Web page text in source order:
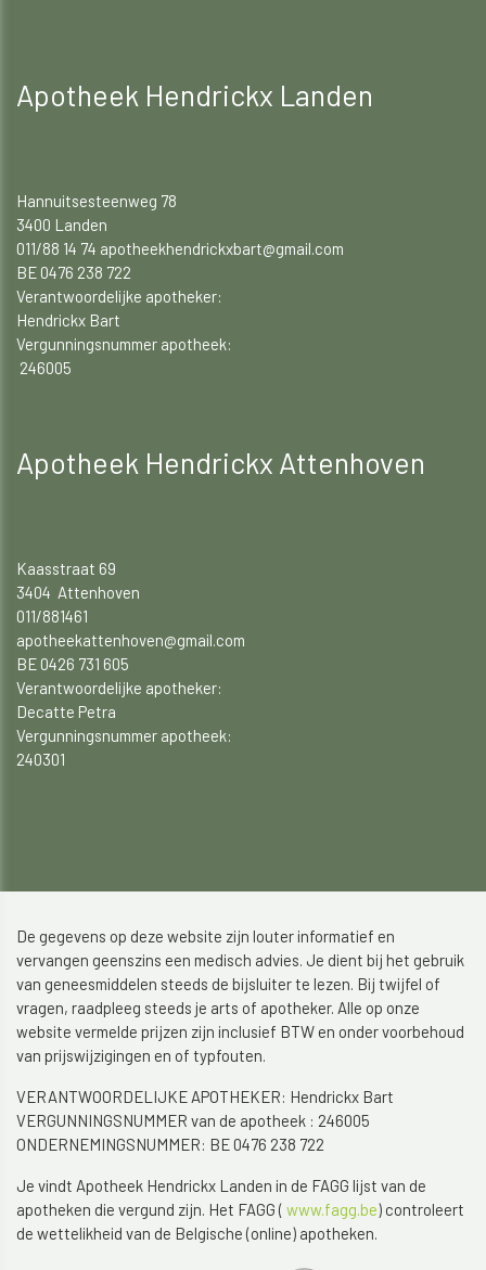
Apotheek Hendrickx Landen
Hannuitsesteenweg 78
3400 Landen
011/88 14 74 apotheekhendrickxbart@gmail.com
BE 0476 238 722
Verantwoordelijke apotheker:
Hendrickx Bart
Vergunningsnummer apotheek:
246005
Apotheek Hendrickx Attenhoven
Kaasstraat 69
3404 Attenhoven
011/881461
apotheekattenhoven@gmail.com
BE 0426 731 605
Verantwoordelijke apotheker:
Decatte Petra
Vergunningsnummer apotheek:
240301​​​​​​​
De gegevens op deze website zijn louter informatief en
vervangen geenszins een medisch advies. Je dient bij het gebruik
van geneesmiddelen steeds de bijsluiter te lezen. Bij twijfel of
vragen, raadpleeg steeds je arts of apotheker. Alle op onze
website vermelde prijzen zijn inclusief BTW en onder voorbehoud
van prijswijzigingen en of typfouten.
VERANTWOORDELIJKE APOTHEKER: Hendrickx Bart
VERGUNNINGSNUMMER van de apotheek : 246005
ONDERNEMINGSNUMMER: BE 0476 238 722
Je vindt Apotheek Hendrickx Landen in de FAGG lijst van de
apotheken die vergund zijn. Het FAGG ( www.fagg.be) controleert
de wettelikheid van de Belgische (online) apotheken.